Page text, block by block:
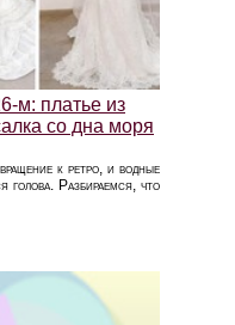
м: платье из
со дна моря
к ретро, и водные
голова. Разбираемся, что